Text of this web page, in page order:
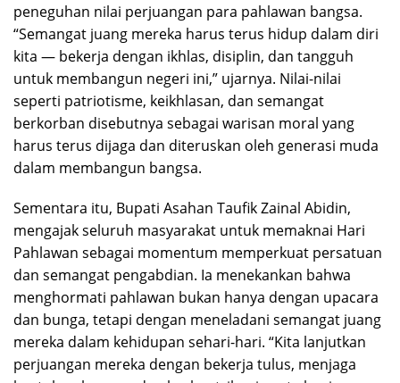
peneguhan nilai perjuangan para pahlawan bangsa.
“Semangat juang mereka harus terus hidup dalam diri
kita — bekerja dengan ikhlas, disiplin, dan tangguh
untuk membangun negeri ini,” ujarnya. Nilai-nilai
seperti patriotisme, keikhlasan, dan semangat
berkorban disebutnya sebagai warisan moral yang
harus terus dijaga dan diteruskan oleh generasi muda
dalam membangun bangsa.
Sementara itu, Bupati Asahan Taufik Zainal Abidin,
mengajak seluruh masyarakat untuk memaknai Hari
Pahlawan sebagai momentum memperkuat persatuan
dan semangat pengabdian. Ia menekankan bahwa
menghormati pahlawan bukan hanya dengan upacara
dan bunga, tetapi dengan meneladani semangat juang
mereka dalam kehidupan sehari-hari. “Kita lanjutkan
perjuangan mereka dengan bekerja tulus, menjaga